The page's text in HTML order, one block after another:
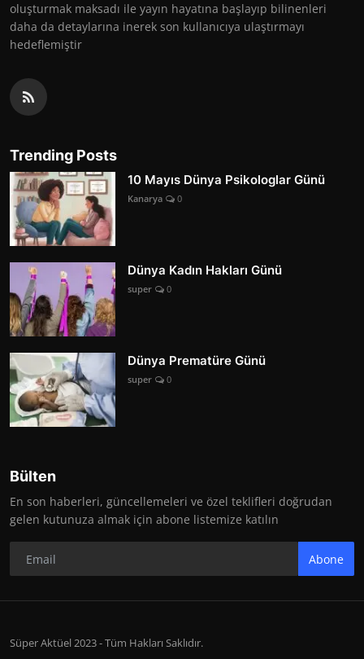
oluşturmak maksadı ile yayın hayatına başlayıp bilinenleri
daha da detaylarına inerek son kullanıcıya ulaştırmayı
hedeflemiştir
Trending Posts
10 Mayıs Dünya Psikologlar Günü
Kanarya 0
Dünya Kadın Hakları Günü
super 0
Dünya Prematüre Günü
super 0
Bülten
En son haberleri, güncellemeleri ve özel teklifleri doğrudan
gelen kutunuza almak için abone listemize katılın
Abone
Süper Aktüel 2023 - Tüm Hakları Saklıdır.